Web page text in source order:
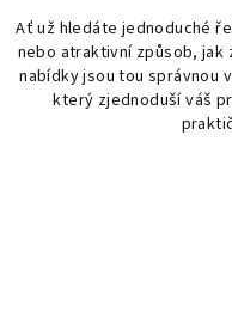
Ať už hledáte jednoduché
nebo atraktivní způsob, jak
nabídky jsou tou správnou
který zjednoduší váš